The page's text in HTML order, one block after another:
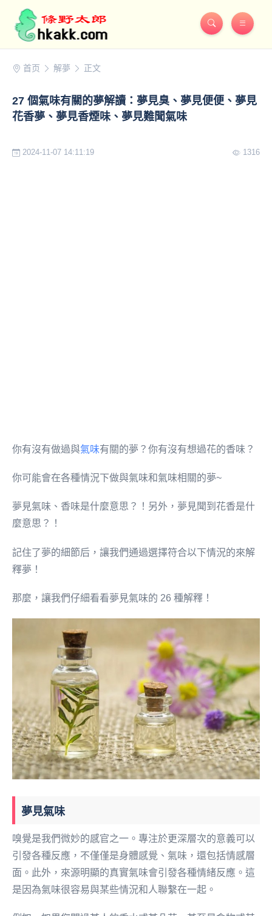
首页 解夢 正文
27 個氣味有關的夢解讀：夢見臭、夢見便便、夢見
花香夢、夢見香煙味、夢見難聞氣味
2024-11-07 14:11:19 1316
你有沒有做過與氣味有關的夢？你有沒有想過花的香味？
你可能會在各種情況下做與氣味和氣味相關的夢~
夢見氣味、香味是什麼意思？！另外，夢見聞到花香是什
麼意思？！
記住了夢的細節后，讓我們通過選擇符合以下情況的來解
釋夢！
那麼，讓我們仔細看看夢見氣味的 26 種解釋！
夢見氣味
嗅覺是我們微妙的感官之一。專注於更深層次的意義可以
引發各種反應，不僅僅是身體感覺、氣味，還包括情感層
面。此外，來源明顯的真實氣味會引發各種情緒反應。這
是因為氣味很容易與某些情況和人聯繫在一起。